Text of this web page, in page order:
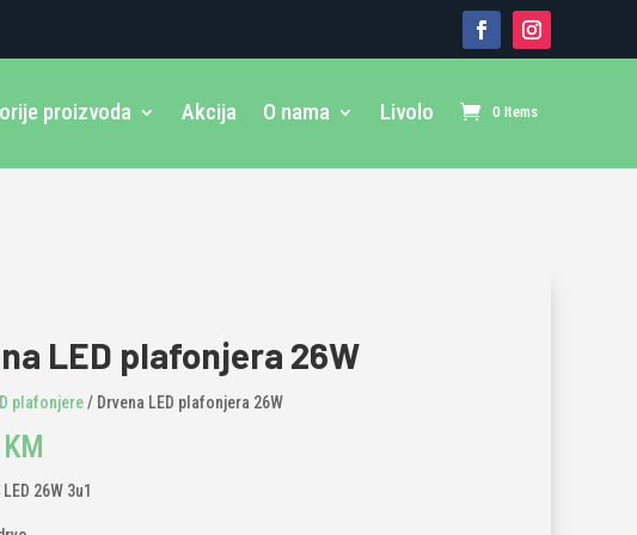
proizvoda Akcija O nama Livolo 0 Items
LED plafonjera 26W
plafonjere/ Drvena LED plafonjera 26W
KM
26W 3u1